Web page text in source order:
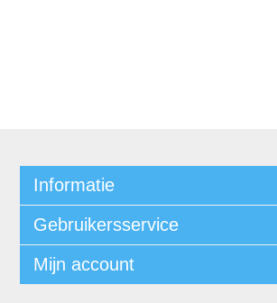
Informatie
Gebruikersservice
Mijn account